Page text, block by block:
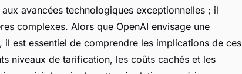
d'une
avancées technologiques exceptionnelles ; il
complexes. Alors que OpenAI envisage une
est essentiel de comprendre les implications de ces
niveaux de tarification, les coûts cachés et les